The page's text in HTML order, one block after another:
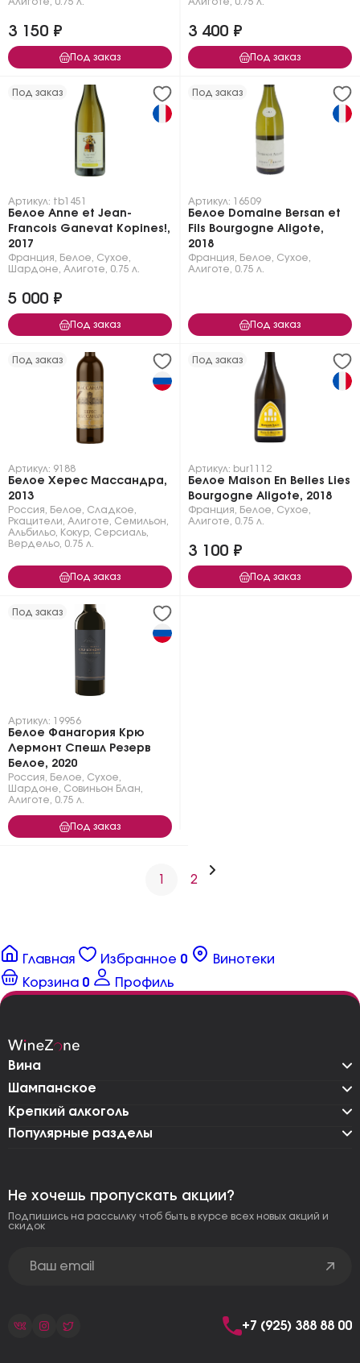
3 150 ₽
Под заказ
3 400 ₽
Под заказ
Под заказ
Артикул: tb1451
Белое Anne et Jean-
Francois Ganevat Kopines!,
2017
Франция Белое Сухое
Шардоне
Алиготе 0.75 л.
5 000 ₽
Под заказ
Под заказ
Артикул: 16509
Белое Domaine Bersan et
Fils Bourgogne Aligote,
2018
Франция Белое Сухое
Алиготе
0.75 л.
Под заказ
Под заказ
Артикул: 9188
Белое Херес Массандра,
2013
Россия Белое Сладкое
Ркацители
Алиготе Семильон
Альбильо
Кокур Серсиаль
Вердельо 0.75 л.
Под заказ
Под заказ
Артикул: bur1112
Белое Maison En Belles Lies
Bourgogne Aligote, 2018
Франция Белое Сухое
Алиготе
0.75 л.
3 100 ₽
Под заказ
Под заказ
Артикул: 19956
Белое Фанагория Крю
Лермонт Спешл Резерв
Белое, 2020
Россия Белое Сухое
Шардоне
Совиньон Блан
Алиготе
0.75 л.
Под заказ
1 2
Главная Избранное 0
Винотеки
Корзина 0 Профиль
Вина
Шампанское
Крепкий алкоголь
Популярные разделы
Не хочешь пропускать акции?
Подпишись на рассылку чтоб быть в курсе всех новых акций и
скидок
+7 (925) 388 88 00